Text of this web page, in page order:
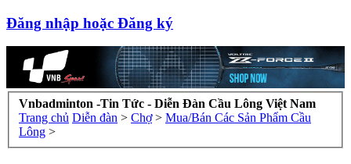
Đăng nhập hoặc Đăng ký
Vnbadminton -Tin Tức - Diễn Đàn Cầu Lông Việt Nam
Trang chủ Diễn đàn > Chợ > Mua/Bán Các Sản Phẩm Cầu
Lông >